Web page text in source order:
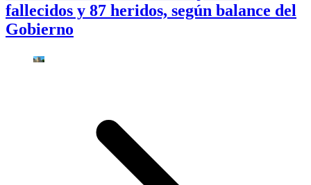
fallecidos y 87 heridos, según balance del
Gobierno